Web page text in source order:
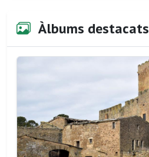
Àlbums destacats